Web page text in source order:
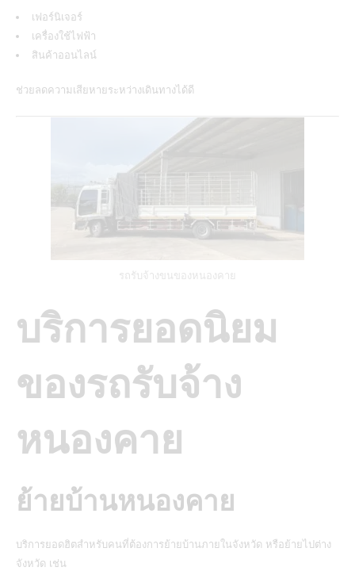
เฟอร์นิเจอร์
เครื่องใช้ไฟฟ้า
สินค้าออนไลน์
ช่วยลดความเสียหายระหว่างเดินทางได้ดี
รถรับจ้างขนของหนองคาย
บริการยอดนิยม
ของรถรับจ้าง
หนองคาย
ย้ายบ้านหนองคาย
บริการยอดฮิตสำหรับคนที่ต้องการย้ายบ้านภายในจังหวัด หรือย้ายไปต่าง
จังหวัด เช่น